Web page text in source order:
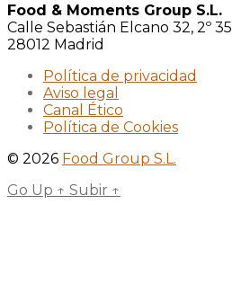
Food & Moments Group S.L.
Calle Sebastián Elcano 32, 2º 35
28012 Madrid
Política de privacidad
Aviso legal
Canal Ético
Política de Cookies
© 2026 Food Group S.L.
Go Up ↑ Subir ↑